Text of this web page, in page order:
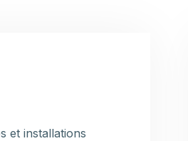
et installations